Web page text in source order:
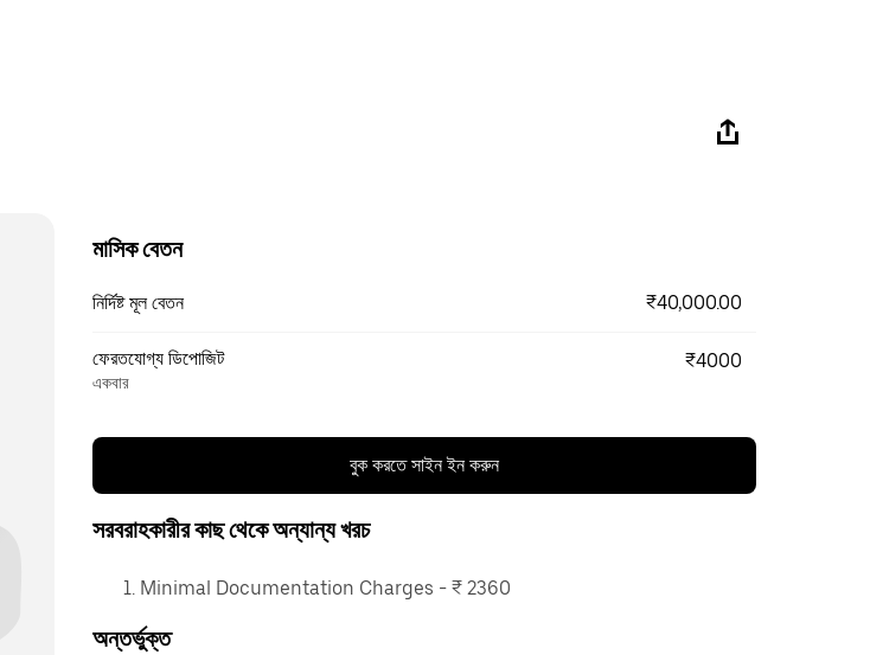
মাসিক বেতন
নির্দিষ্ট মূল বেতন ₹40,000.00
ফেরতযোগ্য ডিপোজিট
একবার
₹4000
বুক করতে সাইন ইন করুন
সরবরাহকারীর কাছ থেকে অন্যান্য খরচ
Minimal Documentation Charges - ₹ 2360
অন্তর্ভুক্ত